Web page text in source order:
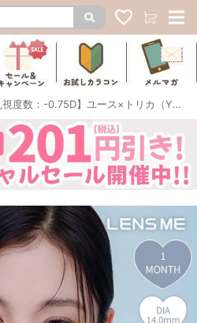
【乱視用：乱視度数：-0.75D】ユース×トリカ（YOUS×TORICA）